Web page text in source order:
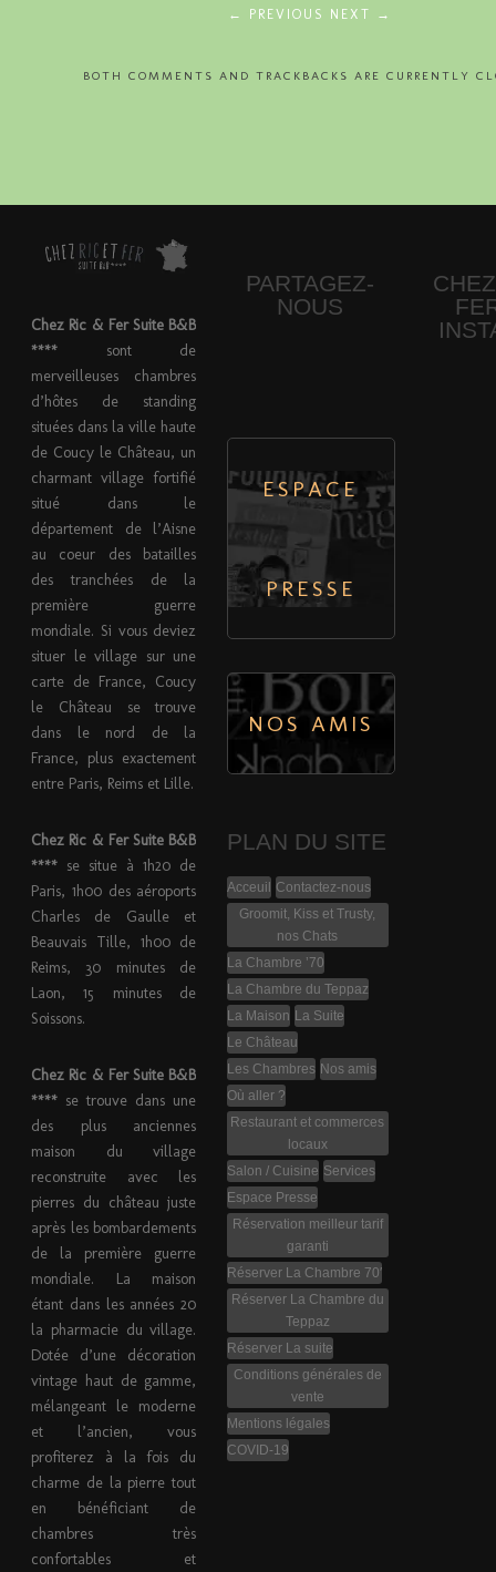
← PREVIOUS NEXT →
BOTH COMMENTS AND TRACKBACKS ARE CURRENTLY
Chez Ric & Fer Suite B&B
**** sont de
merveilleuses chambres
d’hôtes de standing
situées dans la ville haute
de Coucy le Château, un
charmant village fortifié
situé dans le
département de l’Aisne
au coeur des batailles
des tranchées de la
première guerre
mondiale. Si vous deviez
situer le village sur une
carte de France, Coucy
le Château se trouve
dans le nord de la
France, plus exactement
entre Paris, Reims et Lille.
Chez Ric & Fer Suite B&B
**** se situe à 1h20 de
Paris, 1h00 des aéroports
Charles de Gaulle et
Beauvais Tille, 1h00 de
Reims, 30 minutes de
Laon, 15 minutes de
Soissons.
Chez Ric & Fer Suite B&B
**** se trouve dans une
des plus anciennes
maison du village
reconstruite avec les
pierres du château juste
après les bombardements
de la première guerre
mondiale. La maison
étant dans les années 20
la pharmacie du village.
Dotée d’une décoration
vintage haut de gamme,
mélangeant le moderne
et l’ancien, vous
profiterez à la fois du
charme de la pierre tout
en bénéficiant de
chambres très
confortables et
PARTAGEZ-
NOUS
ESPACE
PRESSE
NOS AMIS
PLAN DU SITE
Acceuil
Contactez-nous
Groomit, Kiss et Trusty,
nos Chats
La Chambre ’70
La Chambre du Teppaz
La Maison La Suite
Le Château
Les Chambres Nos amis
Où aller ?
Restaurant et commerces
locaux
Salon / Cuisine Services
Espace Presse
Réservation meilleur tarif
garanti
Réserver La Chambre 70′
Réserver La Chambre du
Teppaz
Réserver La suite
Conditions générales de
vente
Mentions légales
COVID-19